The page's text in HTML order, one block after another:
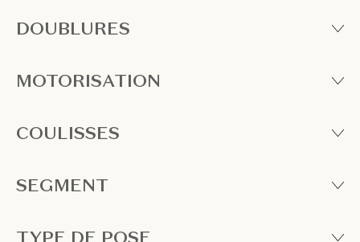
DOUBLURES
MOTORISATION
COULISSES
SEGMENT
TYPE DE POSE